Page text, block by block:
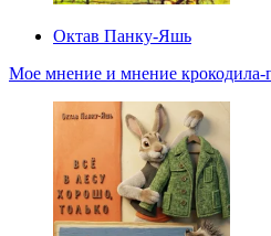
Октав Панку‑Яшь
Мое мнение и мнение крокодила-